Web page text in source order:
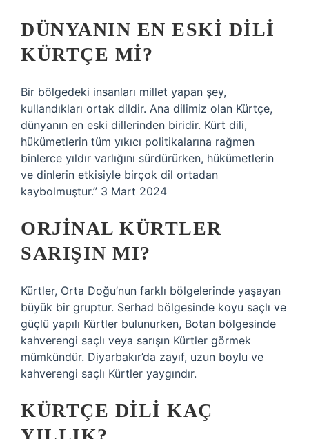
DÜNYANIN EN ESKI DILI
KÜRTÇE MI?
Bir bölgedeki insanları millet yapan şey,
kullandıkları ortak dildir. Ana dilimiz olan Kürtçe,
dünyanın en eski dillerinden biridir. Kürt dili,
hükümetlerin tüm yıkıcı politikalarına rağmen
binlerce yıldır varlığını sürdürürken, hükümetlerin
ve dinlerin etkisiyle birçok dil ortadan
kaybolmuştur.” 3 Mart 2024
ORJINAL KÜRTLER
SARIŞIN MI?
Kürtler, Orta Doğu’nun farklı bölgelerinde yaşayan
büyük bir gruptur. Serhad bölgesinde koyu saçlı ve
güçlü yapılı Kürtler bulunurken, Botan bölgesinde
kahverengi saçlı veya sarışın Kürtler görmek
mümkündür. Diyarbakır’da zayıf, uzun boylu ve
kahverengi saçlı Kürtler yaygındır.
KÜRTÇE DILI KAÇ